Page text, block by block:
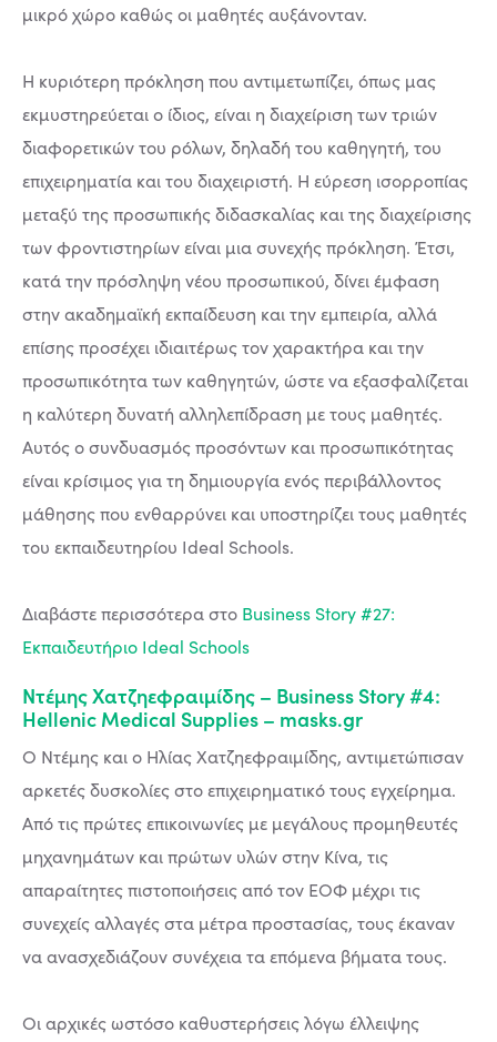
μικρό χώρο καθώς οι μαθητές αυξάνονταν.
Η κυριότερη πρόκληση που αντιμετωπίζει, όπως μας
εκμυστηρεύεται ο ίδιος, είναι η διαχείριση των τριών
διαφορετικών του ρόλων, δηλαδή του καθηγητή, του
επιχειρηματία και του διαχειριστή. Η εύρεση ισορροπίας
μεταξύ της προσωπικής διδασκαλίας και της διαχείρισης
των φροντιστηρίων είναι μια συνεχής πρόκληση. Έτσι,
κατά την πρόσληψη νέου προσωπικού, δίνει έμφαση
στην ακαδημαϊκή εκπαίδευση και την εμπειρία, αλλά
επίσης προσέχει ιδιαιτέρως τον χαρακτήρα και την
προσωπικότητα των καθηγητών, ώστε να εξασφαλίζεται
η καλύτερη δυνατή αλληλεπίδραση με τους μαθητές.
Αυτός ο συνδυασμός προσόντων και προσωπικότητας
είναι κρίσιμος για τη δημιουργία ενός περιβάλλοντος
μάθησης που ενθαρρύνει και υποστηρίζει τους μαθητές
του εκπαιδευτηρίου Ideal Schools.
Διαβάστε περισσότερα στο Business Story #27:
Εκπαιδευτήριο Ideal Schools
Ντέμης Χατζηεφραιμίδης – Business Story #4:
Hellenic Medical Supplies – masks.gr
Ο Ντέμης και ο Ηλίας Χατζηεφραιμίδης, αντιμετώπισαν
αρκετές δυσκολίες στο επιχειρηματικό τους εγχείρημα.
Από τις πρώτες επικοινωνίες με μεγάλους προμηθευτές
μηχανημάτων και πρώτων υλών στην Κίνα, τις
απαραίτητες πιστοποιήσεις από τον ΕΟΦ μέχρι τις
συνεχείς αλλαγές στα μέτρα προστασίας, τους έκαναν
να ανασχεδιάζουν συνέχεια τα επόμενα βήματα τους.
Οι αρχικές ωστόσο καθυστερήσεις λόγω έλλειψης